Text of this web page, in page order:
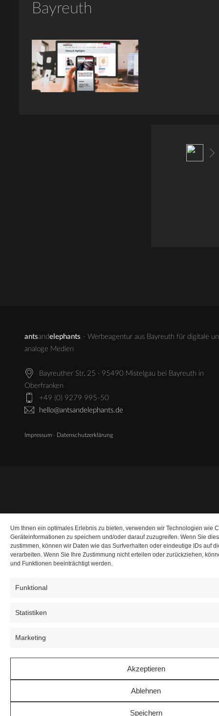
Um Ihnen ein optimales Erlebnis zu bieten, verwenden wir Technologien wie
Geräteinformationen zu speichern und/oder darauf zuzugreifen. Wenn Sie
zustimmen, können wir Daten wie das Surfverhalten oder eindeutige IDs auf
verarbeiten. Wenn Sie Ihre Zustimmung nicht erteilen oder zurückziehen,
und Funktionen beeinträchtigt werden.
Funktional
Statistiken
Marketing
Akzeptieren
Ablehnen
Speichern
Bayreuth
antsandelephants - Werbeagentur aus Bayreuth für digitale
analoge Medien
Bayreuther Str. 25 · 95490 Mistelgau bei Bayreuth in
Oberfranken
+49 (0) 9279 995-50
hello@antsandelephants.de
Impressum · Datenschutzerklärung